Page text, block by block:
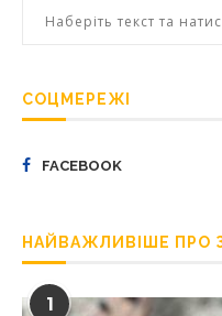
СОЦМЕРЕЖІ
FACEBOOK
НАЙВАЖЛИВІШЕ ПРО
1